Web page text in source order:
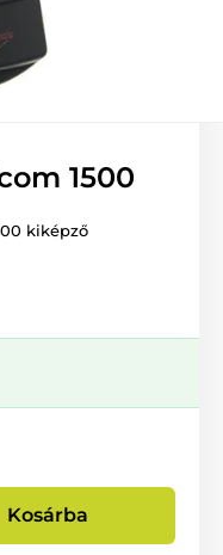
1500
kiképző
Kosárba